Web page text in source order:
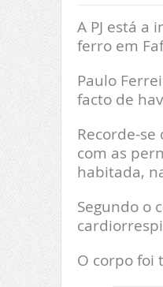
A PJ está
ferro em
Paulo
facto de
Recorde-
com as
habitada,
Segundo o
O corpo foi